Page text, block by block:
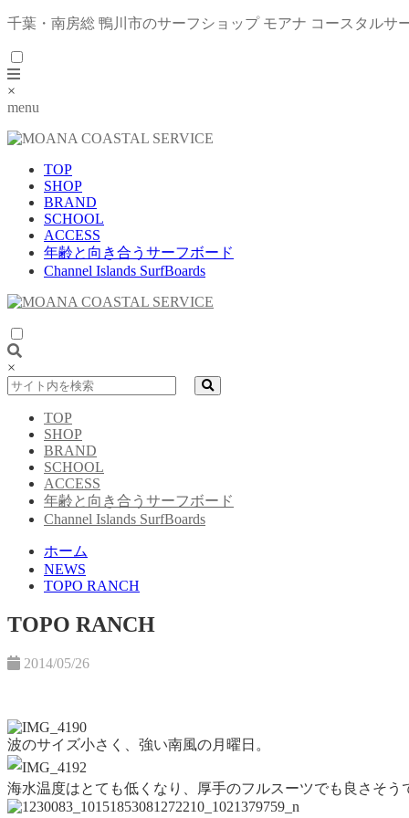
千葉・南房総 鴨川市のサーフショップ モアナ コースタルサ
×
menu
TOP
SHOP
BRAND
SCHOOL
ACCESS
年齢と向き合うサーフボード
Channel Islands SurfBoards
×
TOP
SHOP
BRAND
SCHOOL
ACCESS
年齢と向き合うサーフボード
Channel Islands SurfBoards
ホーム
NEWS
TOPO RANCH
TOPO RANCH
2014/05/26
波のサイズ小さく、強い南風の月曜日。
海水温度はとても低くなり、厚手のフルスーツでも良さそう